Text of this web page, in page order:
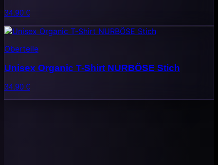
34.90 €
Oberteile
Unisex Organic T-Shirt NURBÖSE Stich
34.90 €